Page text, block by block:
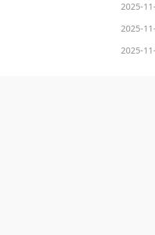
2025-
2025-
2025-